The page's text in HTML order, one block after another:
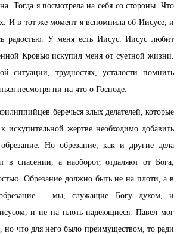
Тогда я посмотрела на себя со стороны. Что
И в тот же момент я вспомнила об Иисусе, и
радостью. У меня есть Иисус. Иисус любит
Кровью искупил меня от суетной жизни.
ситуации, трудностях, усталости помнить
несмотря ни на что о Господе.
беречься злых делателей, которые
искупительной жертве необходимо добавить
Но обрезание, как и другие дела
в спасении, а наоборот, отдаляют от Бога,
Обрезание должно быть не на плоти, а в
– мы, служащие Богу духом, и
и не на плоть надеющиеся. Павел мог
но что для него было преимуществом, то ради